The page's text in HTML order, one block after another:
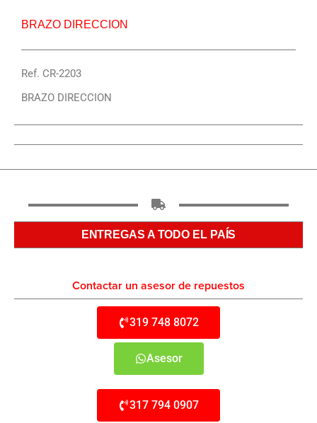
BRAZO DIRECCION
Ref. CR-2203
BRAZO DIRECCION
ENTREGAS A TODO EL PAÍS
Contactar un asesor de repuestos
319 748 8072
Asesor
317 794 0907